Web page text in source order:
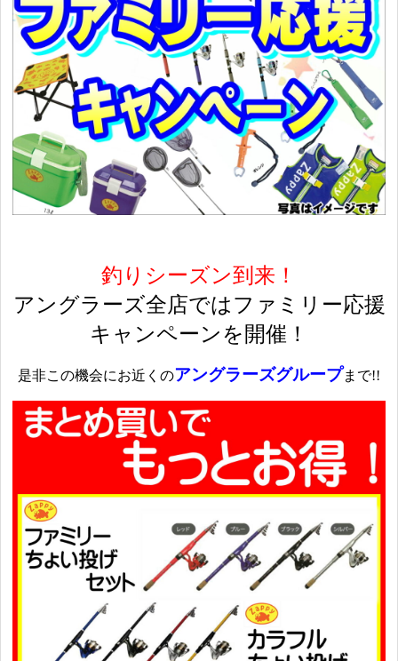
釣りシーズン到来！
アングラーズ全店ではファミリー応援
キャンペーンを開催！
是非この機会にお近くのアングラーズグループまで!!